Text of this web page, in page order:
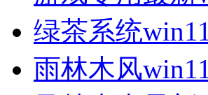
绿茶系统
雨林木风